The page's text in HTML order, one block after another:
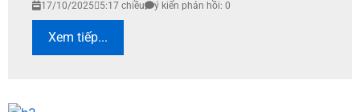
17/10/2025 5:17 chiều ý kiến phản hồi: 0
Xem tiếp...